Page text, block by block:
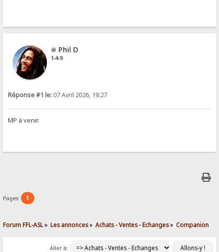
Phil D
1-4-9
Réponse #1 le: 07 Avril 2026, 19:27
MP à venir.
Pages: 1
Forum FFL-ASL» Les annonces» Achats - Ventes - Echanges» Companion
Aller à: